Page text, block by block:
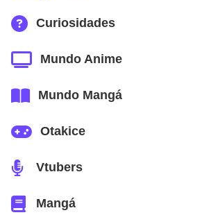
Curiosidades
Mundo Anime
Mundo Mangá
Otakice
Vtubers
Mangá